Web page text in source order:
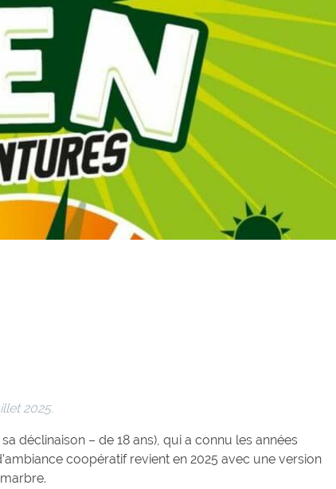
2025.
déclinaison – de 18 ans), qui a connu les années
coopératif revient en 2025 avec une version